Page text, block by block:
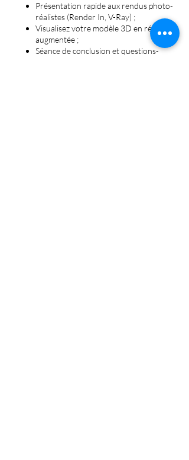
Présentation rapide aux rendus photo-
réalistes (Render In, V-Ray) ;
Visualisez votre modèle 3D en réalité
augmentée ;
Séance de conclusion et questions-